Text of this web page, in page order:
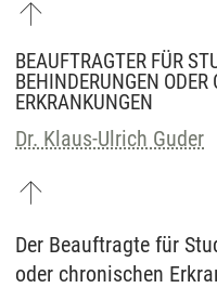
BEAUFTRAGTER FÜR
BEHINDERUNGEN ODER
ERKRANKUNGEN
Dr. Klaus-Ulrich Guder
Der Beauftragte für
oder chronischen